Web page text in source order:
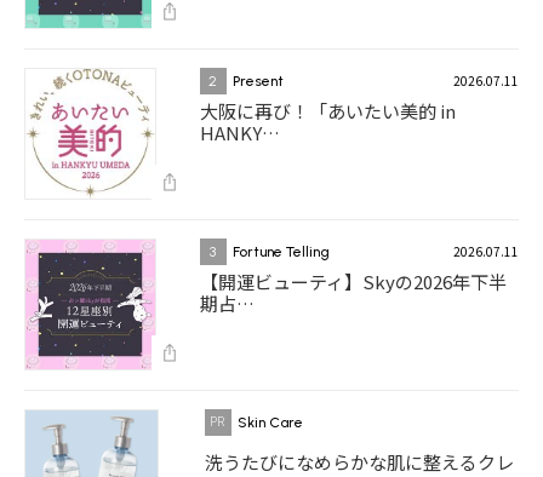
2 Present 2026.07.11
大阪に再び！「あいたい美的 in
HANKY…
3 Fortune Telling 2026.07.11
【開運ビューティ】Skyの2026年下半
期占…
Skin Care
洗うたびになめらかな肌に整えるクレ